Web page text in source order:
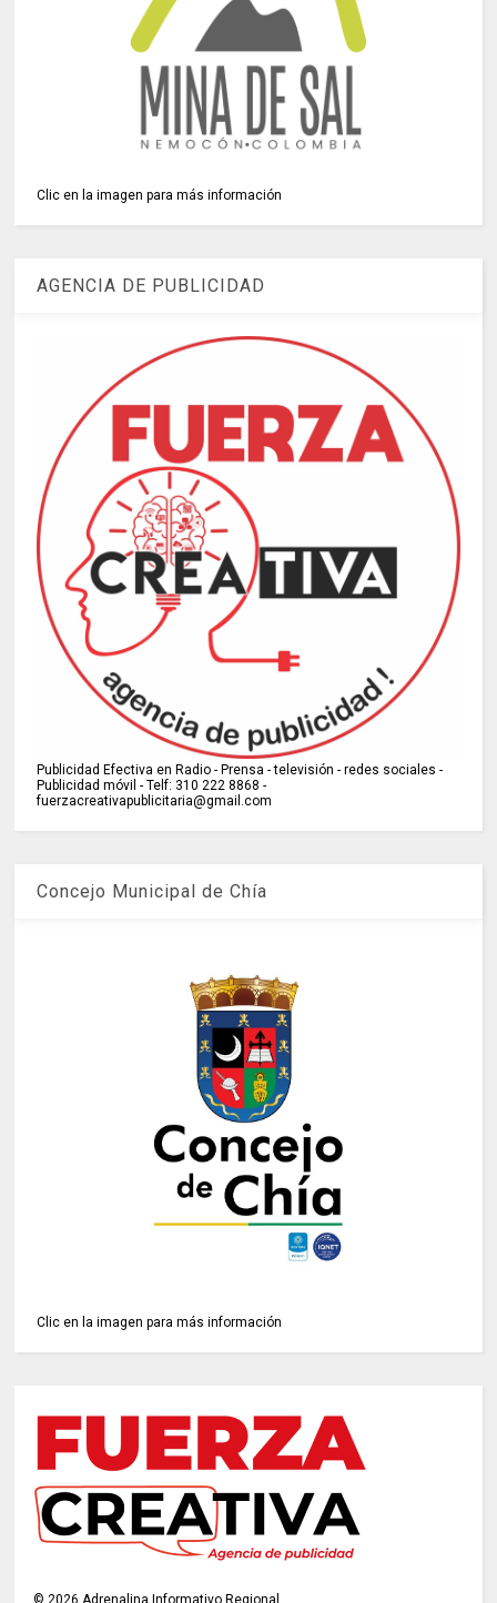
Clic en la imagen para más información
AGENCIA DE PUBLICIDAD
Publicidad Efectiva en Radio - Prensa - televisión - redes sociales -
Publicidad móvil - Telf: 310 222 8868 -
fuerzacreativapublicitaria@gmail.com
Concejo Municipal de Chía
Clic en la imagen para más información